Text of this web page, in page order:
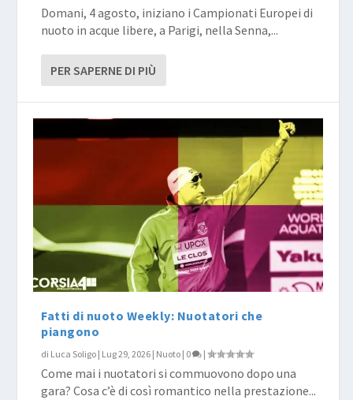
Domani, 4 agosto, iniziano i Campionati Europei di
nuoto in acque libere, a Parigi, nella Senna,...
PER SAPERNE DI PIÙ
Fatti di nuoto Weekly: Nuotatori che
piangono
di Luca Soligo | Lug 29, 2026 | Nuoto | 0 |
Come mai i nuotatori si commuovono dopo una
gara? Cosa c’è di così romantico nella prestazione...